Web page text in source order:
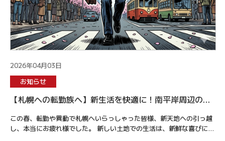
2026年04月03日
お知らせ
【札幌への転勤族へ】新生活を快適に！南平岸周辺の魅
力と引っ越し疲れをリセットするコンディショニング
この春、転勤や異動で札幌へいらっしゃった皆様、新天地への引っ越
し、本当にお疲れ様でした。 新しい土地での生活は、新鮮な喜びに溢